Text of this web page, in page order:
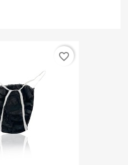
favorite_border